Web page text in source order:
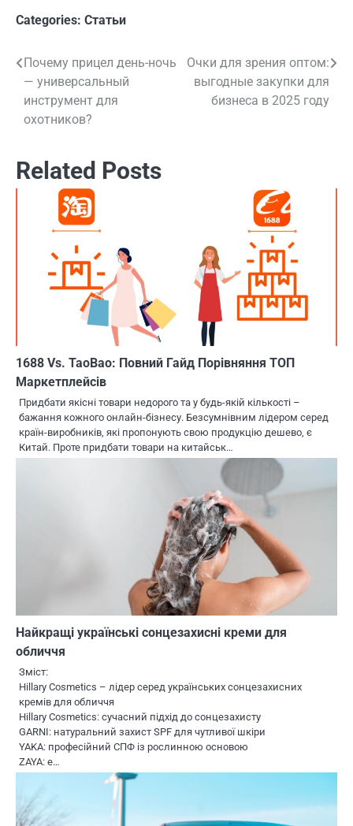
Categories: Статьи
Навигация
по
записям
Почему прицел день-ночь
— универсальный
инструмент для
охотников?
Очки для зрения оптом:
выгодные закупки для
бизнеса в 2025 году
Related Posts
1688 Vs. TaoBao: Повний Гайд Порівняння ТОП
Маркетплейсів
Придбати якісні товари недорого та у будь-якій кількості –
бажання кожного онлайн-бізнесу. Безсумнівним лідером серед
країн-виробників, які пропонують свою продукцію дешево, є
Китай. Проте придбати товари на китайськ…
Найкращі українські сонцезахисні креми для
обличчя
Зміст:
Hillary Cosmetics – лідер серед українських сонцезахисних
кремів для обличчя
Hillary Cosmetics: сучасний підхід до сонцезахисту
GARNI: натуральний захист SPF для чутливої шкіри
YAKA: професійний СПФ із рослинною основою
ZAYA: е…